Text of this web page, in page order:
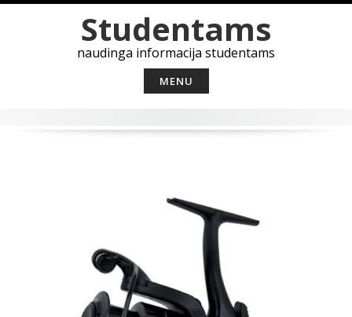
to
content
Studentams
naudinga informacija studentams
MENU